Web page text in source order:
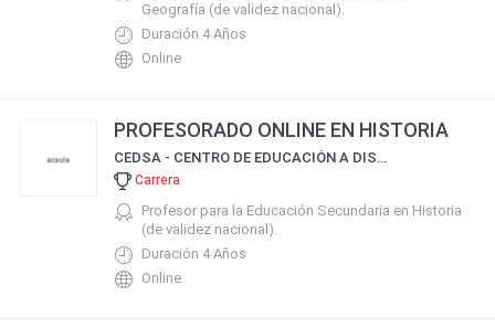
Geografía (de validez nacional).
Duración 4 Años
Online
PROFESORADO ONLINE EN HISTORIA
CEDSA - CENTRO DE EDUCACIÓN A DISTANCIA DE SALTA
Carrera
Profesor para la Educación Secundaria en Historia
(de validez nacional).
Duración 4 Años
Online